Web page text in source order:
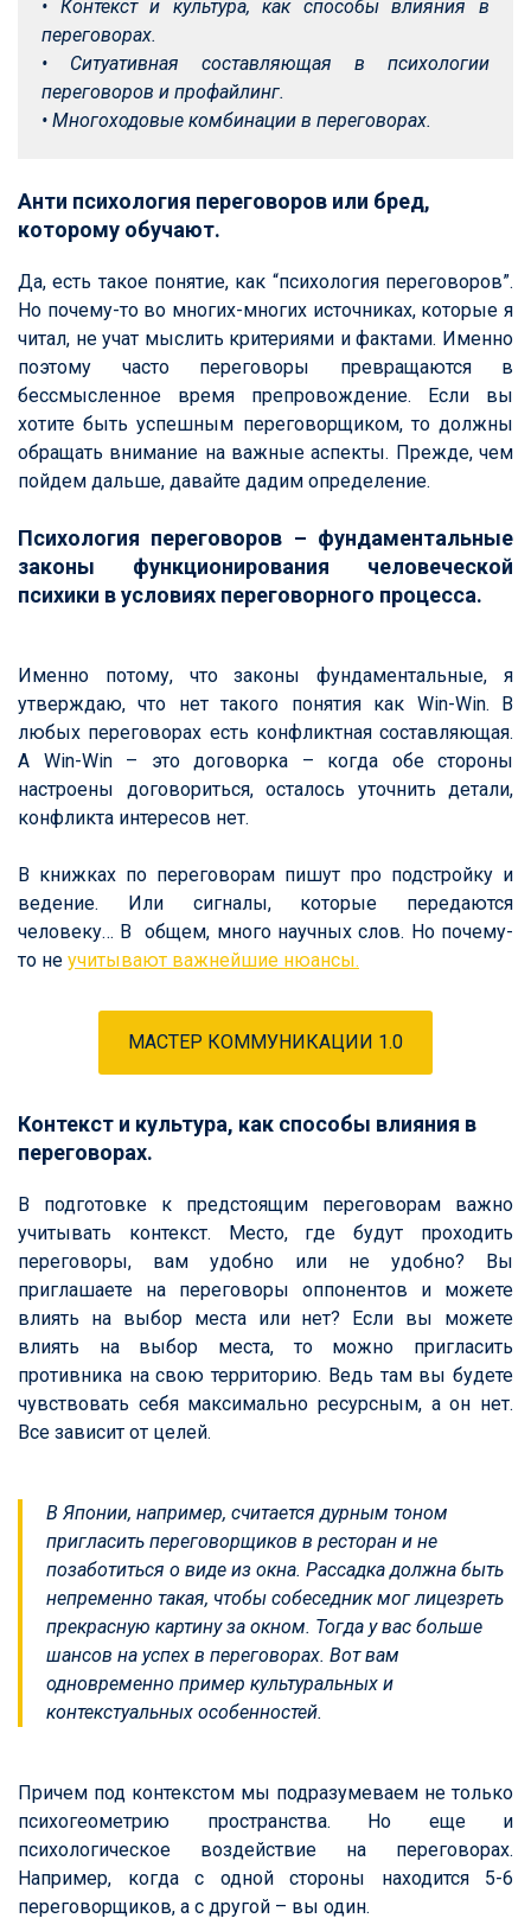
• Контекст и культура, как способы влияния в
• Ситуативная составляющая в психологии
• Многоходовые комбинации в переговорах.
Анти психология переговоров или бред,
которому обучают.
Да, есть такое понятие, как “психология переговоров”.
Но почему-то во многих-многих источниках, которые я
читал, не учат мыслить критериями и фактами. Именно
поэтому часто переговоры превращаются в
бессмысленное время препровождение. Если вы
хотите быть успешным переговорщиком, то должны
обращать внимание на важные аспекты. Прежде, чем
пойдем дальше, давайте дадим определение.
Психология переговоров – фундаментальные
законы функционирования человеческой
психики в условиях переговорного процесса.
Именно потому, что законы фундаментальные, я
утверждаю, что нет такого понятия как Win-Win. В
любых переговорах есть конфликтная составляющая.
А Win-Win – это договорка – когда обе стороны
настроены договориться, осталось уточнить детали,
конфликта интересов нет.
В книжках по переговорам пишут про подстройку и
ведение. Или сигналы, которые передаются
человеку… В общем, много научных слов. Но почему-
то не учитывают важнейшие нюансы.
МАСТЕР КОММУНИКАЦИИ 1.0
Контекст и культура, как способы влияния в
переговорах.
В подготовке к предстоящим переговорам важно
учитывать контекст. Место, где будут проходить
переговоры, вам удобно или не удобно? Вы
приглашаете на переговоры оппонентов и можете
влиять на выбор места или нет? Если вы можете
влиять на выбор места, то можно пригласить
противника на свою территорию. Ведь там вы будете
чувствовать себя максимально ресурсным, а он нет.
Все зависит от целей.
В Японии, например, считается дурным тоном
пригласить переговорщиков в ресторан и не
позаботиться о виде из окна. Рассадка должна быть
непременно такая, чтобы собеседник мог лицезреть
прекрасную картину за окном. Тогда у вас больше
шансов на успех в переговорах. Вот вам
одновременно пример культуральных и
контекстуальных особенностей.
Причем под контекстом мы подразумеваем не только
психогеометрию пространства. Но еще и
психологическое воздействие на переговорах.
Например, когда с одной стороны находится 5-6
переговорщиков, а с другой – вы один.